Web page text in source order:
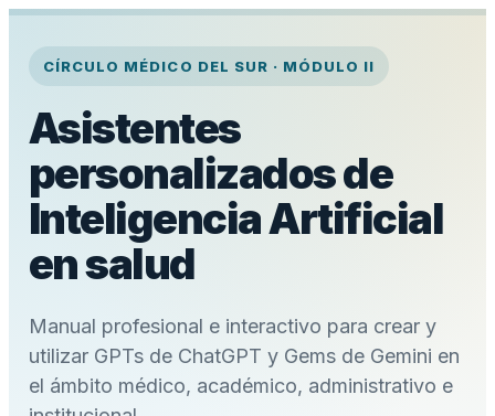
CÍRCULO MÉDICO DEL SUR · MÓDULO II
Asistentes
personalizados de
Inteligencia Artificial
en salud
Manual profesional e interactivo para crear y
utilizar GPTs de ChatGPT y Gems de Gemini en
el ámbito médico, académico, administrativo e